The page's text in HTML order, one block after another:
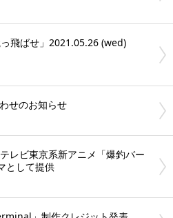
飛ばせ」2021.05.26 (wed)
せのお知らせ
レビ東京系新アニメ「爆釣バー
として提供